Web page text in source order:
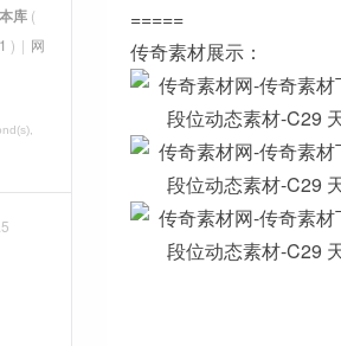
库 (
) | 网
=====
传奇素材展示：